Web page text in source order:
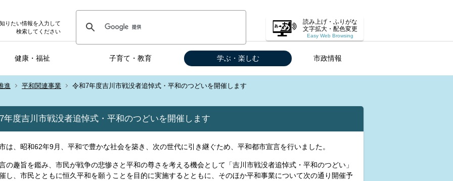
りたい情報を入力して
検索してください
読み上げ・ふりがな
文字拡大・配色変更
Easy Web Browsing
健康・福祉 子育て・教育 学ぶ・楽しむ 市政情報
進 平和関連事業 令和7年度吉川市戦没者追悼式・平和のつどいを開催します
年度吉川市戦没者追悼式・平和のつどいを開催します
は、昭和62年9月、平和で豊かな社会を築き、次の世代に引き継ぐため、平和都市宣言を行いました。
の趣旨を鑑み、市民が戦争の悲惨さと平和の尊さを考える機会として「吉川市戦没者追悼式・平和のつどい」
し、市民とともに恒久平和を願うことを目的に実施するとともに、そのほか平和事業について次の通り開催予